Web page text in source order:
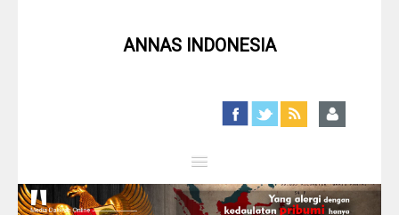
ANNAS INDONESIA
Close